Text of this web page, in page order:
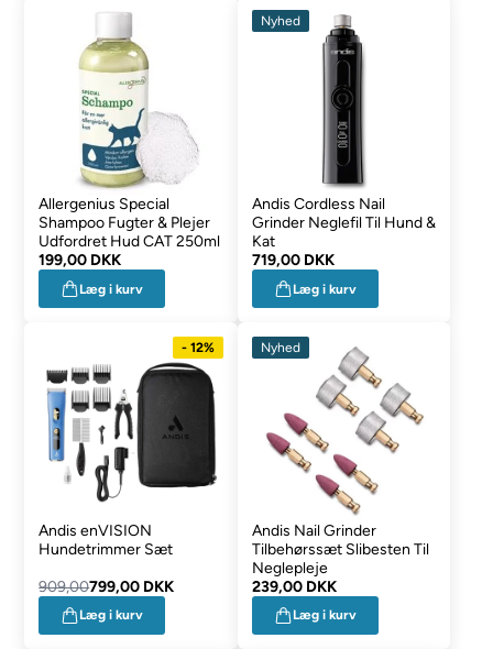
Allergenius Special
Shampoo Fugter & Plejer
Udfordret Hud CAT 250ml
199,00 DKK
Læg i kurv
Nyhed
Andis Cordless Nail
Grinder Neglefil Til Hund &
Kat
719,00 DKK
Læg i kurv
- 12%
Andis enVISION
Hundetrimmer Sæt
909,00799,00 DKK
Læg i kurv
Nyhed
Andis Nail Grinder
Tilbehørssæt Slibesten Til
Neglepleje
239,00 DKK
Læg i kurv